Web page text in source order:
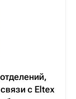
с Eltex